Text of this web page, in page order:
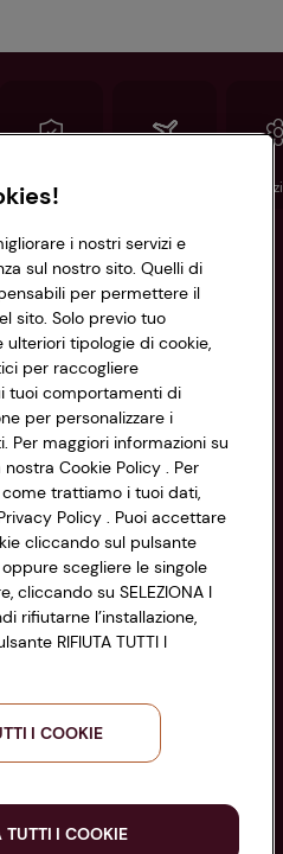
Assicurazioni
Imprese
clienti
i nostri servizi e
sul nostro sito. Quelli di
per permettere il
sito. Solo previo tuo
ulteriori tipologie di cookie,
per raccogliere
tuoi comportamenti di
per personalizzare i
Per maggiori informazioni su
Cookie Policy . Per
trattiamo i tuoi dati,
Policy . Puoi accettare
cliccando sul pulsante
oppure scegliere le singole
cliccando su SELEZIONA I
rifiutarne l’installazione,
RIFIUTA TUTTI I
I COOKIE
TUTTI I COOKIE